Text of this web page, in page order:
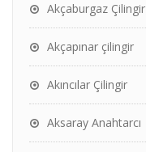
Akçaburgaz Çilingir
Akçapınar çilingir
Akıncılar Çilingir
Aksaray Anahtarcı